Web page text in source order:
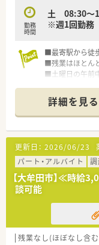
勤務
時間
土 08:30～
※週1回勤務
■最寄駅から徒
■残業はほとん
■土曜日の午前
詳細を見る
更新日： 2026/06/23
パート・アルバイト
【大牟田市】≪時給
談可能
残業なし(ほぼなし含